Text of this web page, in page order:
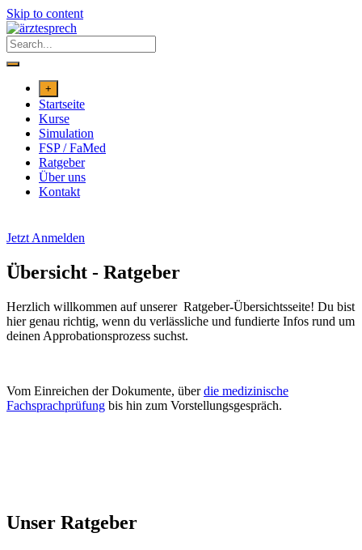
Skip to content
+
Startseite
Kurse
Simulation
FSP / FaMed
Ratgeber
Über uns
Kontakt
Jetzt Anmelden
Übersicht - Ratgeber
Herzlich willkommen auf unserer Ratgeber-Übersichtsseite! Du bist
hier genau richtig, wenn du verlässliche und fundierte Infos rund um
deinen Approbationsprozess suchst.
Vom Einreichen der Dokumente, überdie medizinische
Fachsprachprüfung bis hin zum Vorstellungsgespräch.
Unser Ratgeber